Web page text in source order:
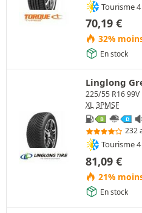
Tourisme
70,19 €
32%
En stock
Linglong
225/55 R16 99V
XL 3PMSF
B D
232
Tourisme
81,09 €
21%
En stock